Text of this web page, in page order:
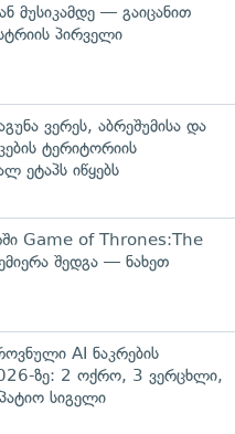
მუსიკამდე — გაიცანით
პირველი
ვერეს, აბრეშუმისა და
ტერიტორიის
ეტაპს იწყებს
Game of Thrones:The
შედგა — ნახეთ
AI ნაკრების
ზე: 2 ოქრო, 3 ვერცხლი,
სიგელი